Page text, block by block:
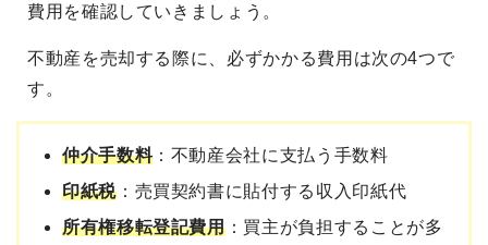
費用を確認していきましょう。
不動産を売却する際に、必ずかかる費用は次の4つで
す。
仲介手数料：不動産会社に支払う手数料
印紙税：売買契約書に貼付する収入印紙代
所有権移転登記費用：買主が負担することが多